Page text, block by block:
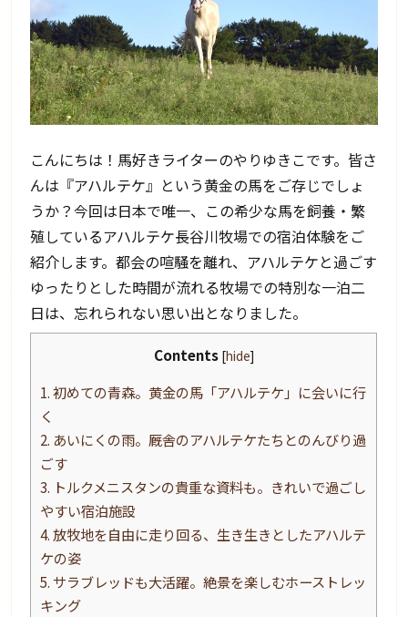
こんにちは！馬好きライターのやりゆきこです。皆さ
んは『アハルテケ』という黄金の馬をご存じでしょ
うか？今回は日本で唯一、この希少な馬を飼養・繁
殖しているアハルテケ長谷川牧場での宿泊体験をご
紹介します。都会の喧騒を離れ、アハルテケと過ごす
ゆったりとした時間が流れる牧場での特別な一泊二
日は、忘れられない思い出となりました。
Contents [hide]
1.初めての青森。黄金の馬「アハルテケ」に会いに行
く
2. あいにくの雨。厩舎のアハルテケたちとのんびり過
ごす
3. トルクメニスタンの貴重な資料も。きれいで過ごし
やすい宿泊施設
4.放牧地を自由に走り回る、生き生きとしたアハルテ
ケの姿
5.サラブレッドも大活躍。絶景を楽しむホーストレッ
キング